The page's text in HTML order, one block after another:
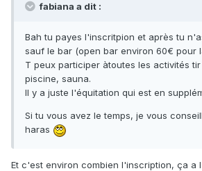
fabiana a dit :
Bah tu payes l'inscritpion et après tu
sauf le bar (open bar environ 60€ pour
T peux participer àtoutes les activités
piscine, sauna.
Il y a juste l'équitation qui est en
Si tu vous avez le temps, je vous
haras
Et c'est environ combien l'inscription, ça a